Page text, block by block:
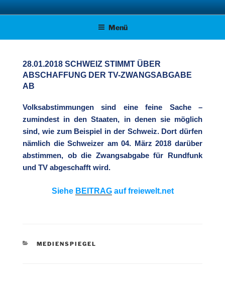
Zum
Inhalt AFD KREISVERBAND STADE
Menü
28.01.2018 SCHWEIZ STIMMT ÜBER
ABSCHAFFUNG DER TV-ZWANGSABGABE
AB
Volksabstimmungen sind eine feine Sache –
zumindest in den Staaten, in denen sie möglich
sind, wie zum Beispiel in der Schweiz. Dort dürfen
nämlich die Schweizer am 04. März 2018 darüber
abstimmen, ob die Zwangsabgabe für Rundfunk
und TV abgeschafft wird.
Siehe BEITRAGauf freiewelt.net
KATEGORIEN
MEDIENSPIEGEL